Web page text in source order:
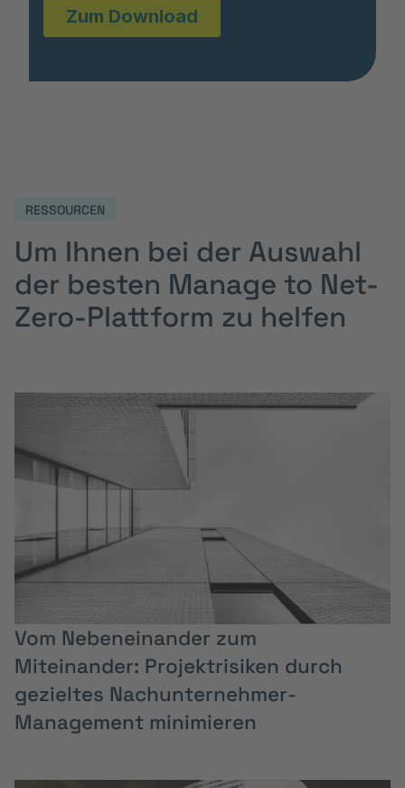
RESSOURCEN
Um Ihnen bei der Auswahl
der besten Manage to Net-
Zero-Plattform zu helfen
Vom Nebeneinander zum
Miteinander: Projektrisiken durch
gezieltes Nachunternehmer-
Management minimieren